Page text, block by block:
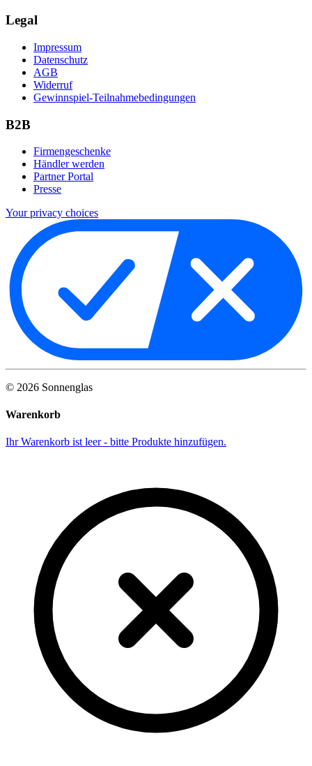
Legal
Impressum
Datenschutz
AGB
Widerruf
Gewinnspiel-Teilnahmebedingungen
B2B
Firmengeschenke
Händler werden
Partner Portal
Presse
Your privacy choices
© 2026 Sonnenglas
Warenkorb
Ihr Warenkorb ist leer - bitte Produkte hinzufügen.